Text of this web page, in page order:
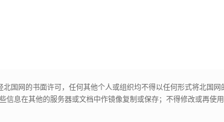
国网的书面许可，任何其他个人或组织均不得以任何形式将北国
息在其他的服务器或文档中作镜像复制或保存；不得修改或再使